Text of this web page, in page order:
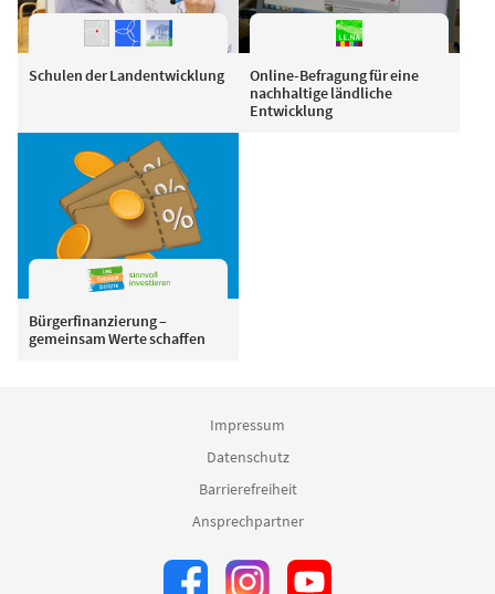
Schulen der Landentwicklung
Online-Befragung für eine
nachhaltige ländliche
Entwicklung
Bürgerfinanzierung –
gemeinsam Werte schaffen
Impressum
Datenschutz
Barrierefreiheit
Ansprechpartner